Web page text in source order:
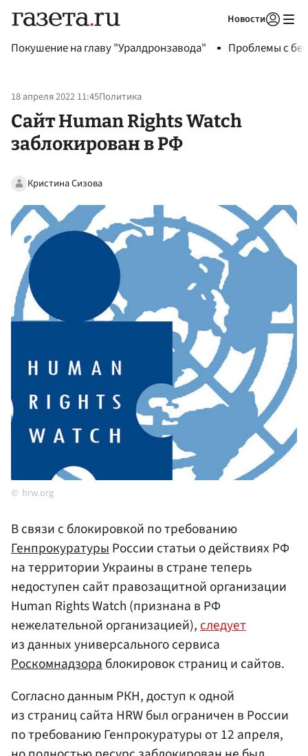
Новости
Покушение на главу "Уралдронзавода" Проблемы с
18 апреля 2022 11:45Политика
Сайт Human Rights Watch
заблокирован в РФ
Кристина Сизова
hrw.org
В связи с блокировкой по требованию
ГенпрокуратурыРоссии статьи о действиях РФ
на территории Украины в стране теперь
недоступен сайт правозащитной организации
Human Rights Watch (признана в РФ
нежелательной организацией),следует
из данных универсального сервиса
Роскомнадзораблокировок страниц и сайтов.
Согласно данным РКН, доступ к одной
из страниц сайта HRW был ограничен в России
по требованию Генпрокуратуры от 12 апреля,